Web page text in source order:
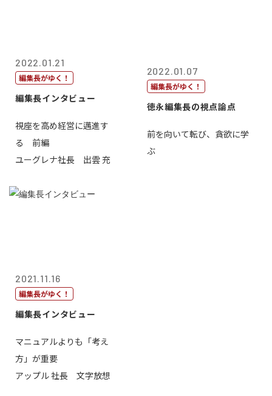
2022.01.21
編集長がゆく！
編集長インタビュー
視座を高め経営に邁進す
る 前編
ユーグレナ社長 出雲 充
2022.01.07
編集長がゆく！
徳永編集長の視点論点
前を向いて転び、貪欲に学
ぶ
2021.11.16
編集長がゆく！
編集長インタビュー
マニュアルよりも「考え
方」が重要
アップル 社長 文字放想